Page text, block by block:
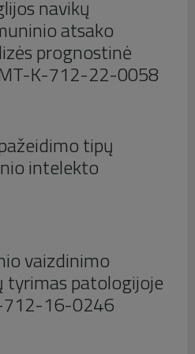
navikų
atsako
prognostinė
K-712-22-0058
tipų
intelekto
vaizdinimo
patologijoje
712-16-0246
vardą?